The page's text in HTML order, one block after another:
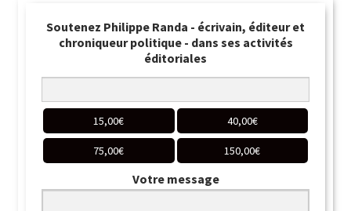
Soutenez Philippe Randa - écrivain, éditeur et
chroniqueur politique - dans ses activités
éditoriales
15,00€ 40,00€
75,00€ 150,00€
Votre message